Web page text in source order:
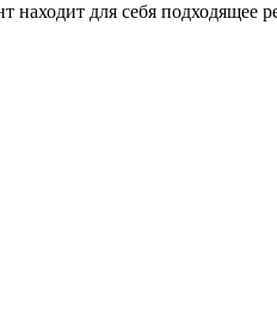
для себя подходящее